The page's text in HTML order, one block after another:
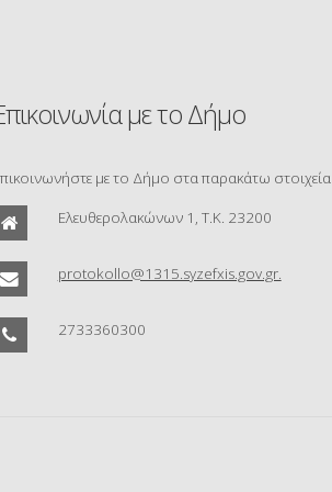
με το Δήμο
με το Δήμο στα παρακάτω στοιχεία
Ελευθερολακώνων 1, Τ.Κ. 23200
protokollo@1315.syzefxis.gov.gr.
2733360300